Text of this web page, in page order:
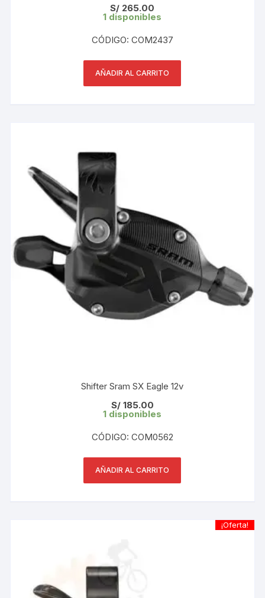
S/ 265.00
1 disponibles
CÓDIGO: COM2437
AÑADIR AL CARRITO
Shifter Sram SX Eagle 12v
S/185.00
1 disponibles
CÓDIGO: COM0562
AÑADIR AL CARRITO
¡Oferta!